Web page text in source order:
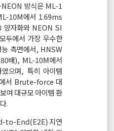
방식은 ML-1
10M에서 1.69ms
자화와 NEON SI
두에서 가장 우수한
측면에서, HNSW
배), ML-10M에서
으며, 특히 아이템
서 Brute-force 대
여 대규모 아이템 환
.
to-End(E2E) 지연